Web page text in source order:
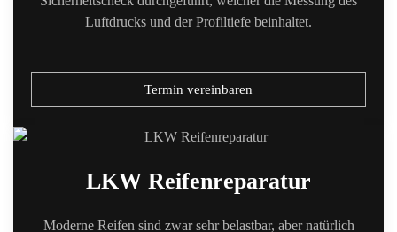
Luftdrucks und der Profiltiefe beinhaltet.
Termin vereinbaren
LKW Reifenreparatur
Moderne Reifen sind zwar sehr belastbar, aber natürlich